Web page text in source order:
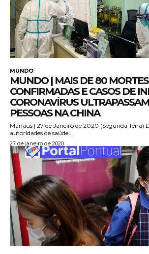
MUNDO
MUNDO | MAIS DE 80
CONFIRMADAS E CASOS DE
CORONAVÍRUS
PESSOAS NA CHINA
Manaus | 27 de Janeiro de 2020 (Segunda-feira) De acordo com as
autoridades de saúde...
27 de janeiro de 2020